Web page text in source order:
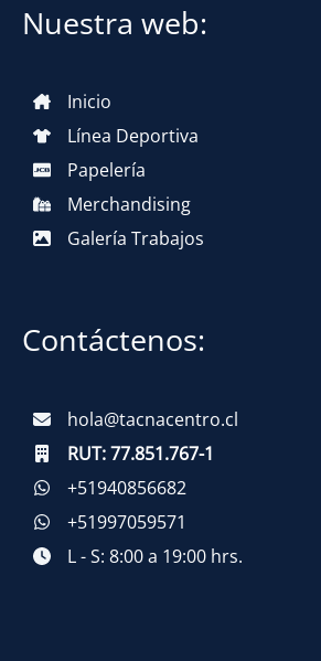
Nuestra web:
Inicio
Línea Deportiva
Papelería
Merchandising
Galería Trabajos
Contáctenos:
hola@tacnacentro.cl
RUT:77.851.767-1
+51940856682
+51997059571
L - S: 8:00 a 19:00 hrs.